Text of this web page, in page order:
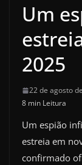
Um
2025
22 de agosto
8 min Leitura
Um espião
estreia em
confirmado